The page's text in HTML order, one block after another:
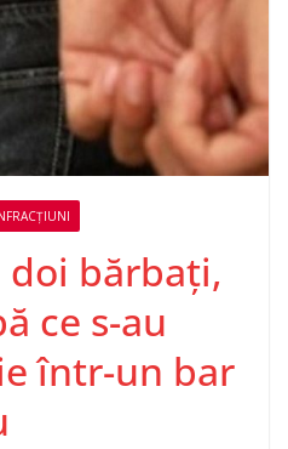
bărbați,
ce s-au
într-un bar